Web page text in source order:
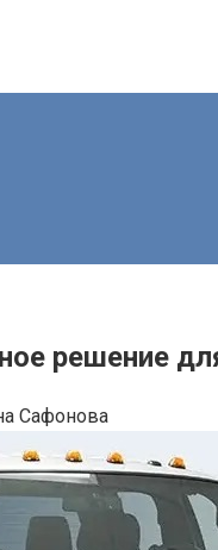
решение
Сафонова